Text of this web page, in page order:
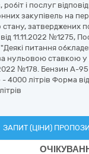
робіт і послуг
закупівель на
затверджених
від 11.11.2022 №1275,
"Деякі питання
нульовою ставкою у
№178. Бензин А-95
4000 літрів Форма
ЗАПИТ (ЦІНИ)